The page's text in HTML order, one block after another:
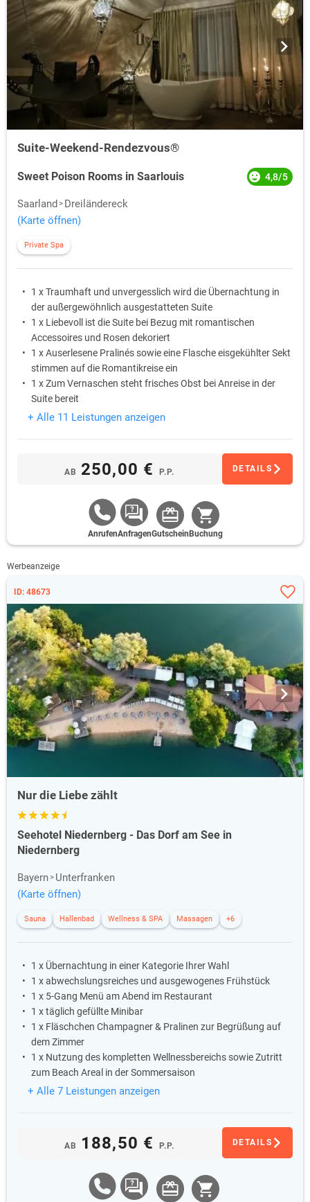
Suite-Weekend-Rendezvous®
Sweet Poison Rooms in Saarlouis 4,8/5
Saarland
Dreiländereck
(Karte öffnen)
Private Spa
1 x Traumhaft und unvergesslich wird die Übernachtung in
der außergewöhnlich ausgestatteten Suite
1 x Liebevoll ist die Suite bei Bezug mit romantischen
Accessoires und Rosen dekoriert
1 x Auserlesene Pralinés sowie eine Flasche eisgekühlter Sekt
stimmen auf die Romantikreise ein
1 x Zum Vernaschen steht frisches Obst bei Anreise in der
Suite bereit
1 x Ein süßes Betthupferl wartet auf dem Kopfkissen
+ Alle 11 Leistungen anzeigen
AB 250,00 € P.P. DETAILS
AnrufenAnfragenGutschein Buchung
Werbeanzeige
ID: 48673
Nur die Liebe zählt
Seehotel Niedernberg - Das Dorf am See in
Niedernberg
Bayern
Unterfranken
(Karte öffnen)
Sauna Hallenbad Wellness & SPA Massagen +6
1 x Übernachtung in einer Kategorie Ihrer Wahl
1 x abwechslungsreiches und ausgewogenes Frühstück
1 x 5-Gang Menü am Abend im Restaurant
1 x täglich gefüllte Minibar
1 x Fläschchen Champagner & Pralinen zur Begrüßung auf
dem Zimmer
1 x Nutzung des kompletten Wellnessbereichs sowie Zutritt
zum Beach Areal in der Sommersaison
+ Alle 7 Leistungen anzeigen
AB 188,50 € P.P. DETAILS